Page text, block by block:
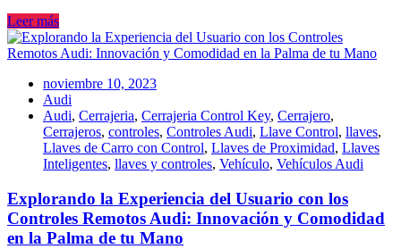
Leer más
noviembre 10, 2023
Audi
Audi, Cerrajeria, Cerrajeria Control Key, Cerrajero,
Cerrajeros, controles, Controles Audi, Llave Control, llaves,
Llaves de Carro con Control, Llaves de Proximidad, Llaves
Inteligentes, llaves y controles, Vehículo, Vehículos Audi
Explorando la Experiencia del Usuario con los
Controles Remotos Audi: Innovación y Comodidad
en la Palma de tu Mano